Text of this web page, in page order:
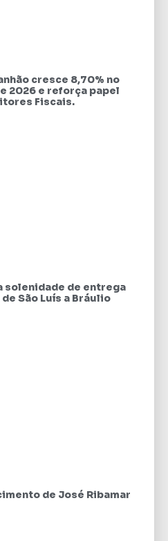
cresce 8,70% no
2026 e reforça papel
Fiscais.
de entrega
São Luís a Bráulio
de José Ribamar